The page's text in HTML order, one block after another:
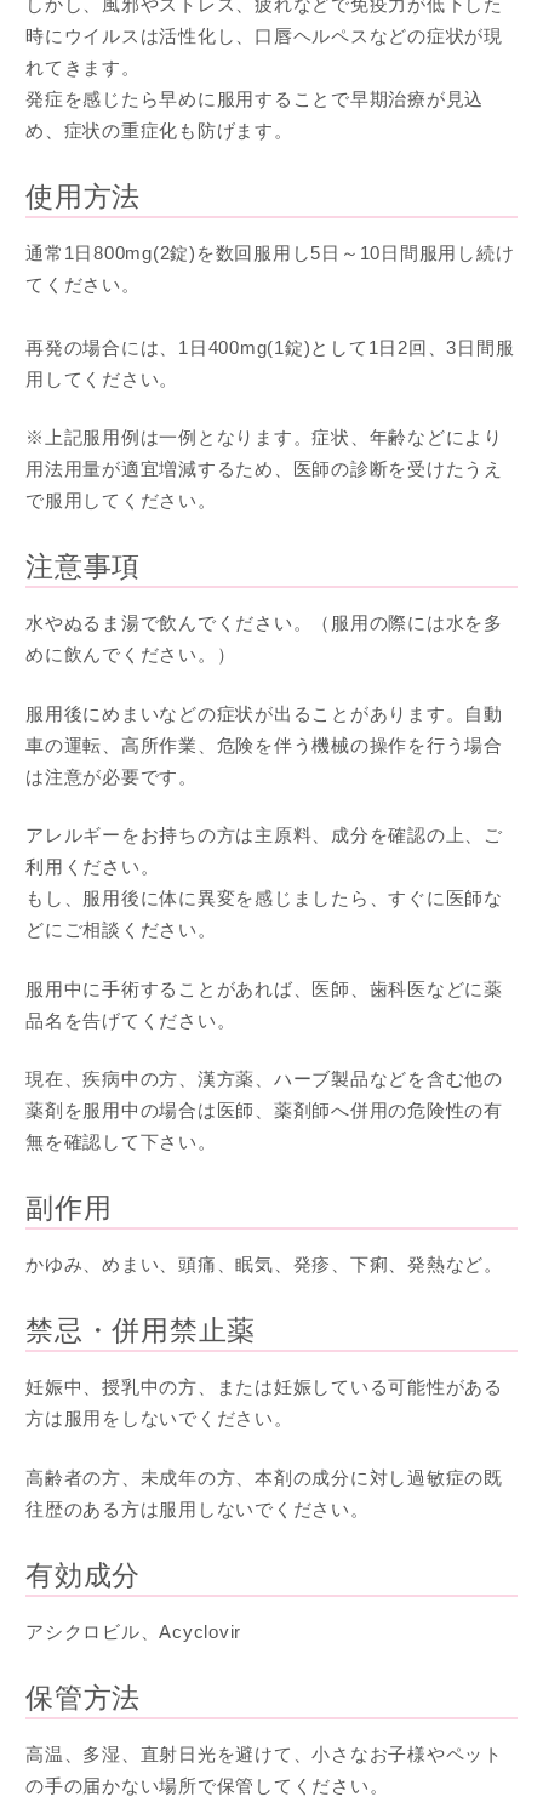
時にウイルスは活性化し、口唇ヘルペスなどの症状が現
れてきます。
発症を感じたら早めに服用することで早期治療が見込
め、症状の重症化も防げます。
使用方法
通常1日800mg(2錠)を数回服用し5日～10日間服用し続け
てください。
再発の場合には、1日400mg(1錠)として1日2回、3日間服
用してください。
※上記服用例は一例となります。症状、年齢などにより
用法用量が適宜増減するため、医師の診断を受けたうえ
で服用してください。
注意事項
水やぬるま湯で飲んでください。（服用の際には水を多
めに飲んでください。）
服用後にめまいなどの症状が出ることがあります。自動
車の運転、高所作業、危険を伴う機械の操作を行う場合
は注意が必要です。
アレルギーをお持ちの方は主原料、成分を確認の上、ご
利用ください。
もし、服用後に体に異変を感じましたら、すぐに医師な
どにご相談ください。
服用中に手術することがあれば、医師、歯科医などに薬
品名を告げてください。
現在、疾病中の方、漢方薬、ハーブ製品などを含む他の
薬剤を服用中の場合は医師、薬剤師へ併用の危険性の有
無を確認して下さい。
副作用
かゆみ、めまい、頭痛、眠気、発疹、下痢、発熱など。
禁忌・併用禁止薬
妊娠中、授乳中の方、または妊娠している可能性がある
方は服用をしないでください。
高齢者の方、未成年の方、本剤の成分に対し過敏症の既
往歴のある方は服用しないでください。
有効成分
アシクロビル、Acyclovir
保管方法
高温、多湿、直射日光を避けて、小さなお子様やペット
の手の届かない場所で保管してください。